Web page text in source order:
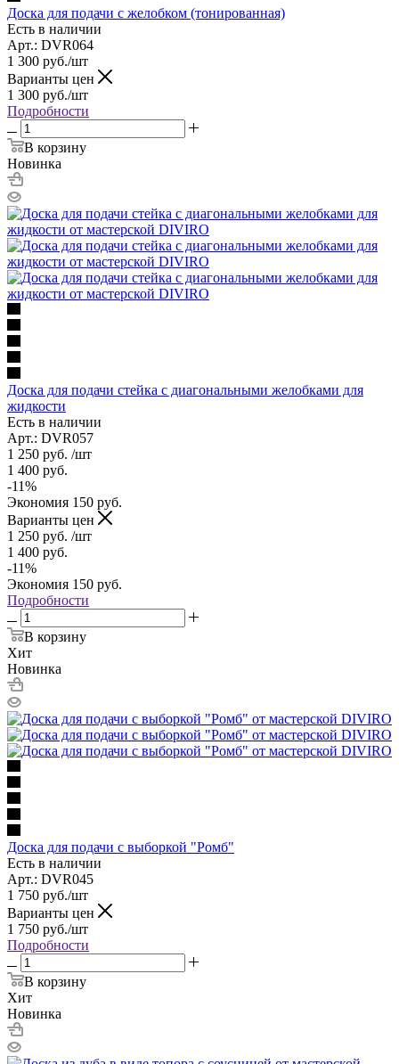
Доска для подачи с желобком (тонированная)
Есть в наличии
Арт.: DVR064
1 300 руб./шт
Варианты цен
1 300 руб./шт
Подробности
В корзину
Новинка
Доска для подачи стейка с диагональными желобками для
жидкости
Есть в наличии
Арт.: DVR057
1 250 руб. /шт
1 400 руб.
-11%
Экономия 150 руб.
Варианты цен
1 250 руб. /шт
1 400 руб.
-11%
Экономия 150 руб.
Подробности
В корзину
Хит
Новинка
Доска для подачи с выборкой "Ромб"
Есть в наличии
Арт.: DVR045
1 750 руб./шт
Варианты цен
1 750 руб./шт
Подробности
В корзину
Хит
Новинка